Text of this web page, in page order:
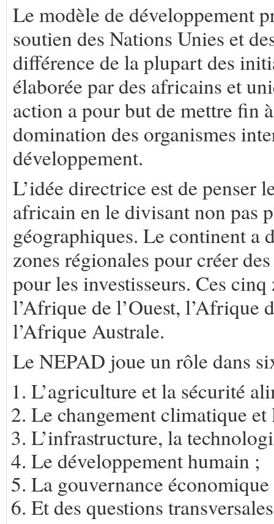
Le modèle de développement
soutien des Nations Unies et
différence de la plupart des
élaborée par des africains et
action a pour but de mettre fin
domination des organismes
développement.
L’idée directrice est de penser
africain en le divisant non pas
géographiques. Le continent a
zones régionales pour créer
pour les investisseurs. Ces
l’Afrique de l’Ouest, l’Afrique
l’Afrique Australe.
Le NEPAD joue un rôle dans
L’agriculture et la sécurité
Le changement climatique et
L’infrastructure, la
Le développement humain ;
La gouvernance
Et des questions